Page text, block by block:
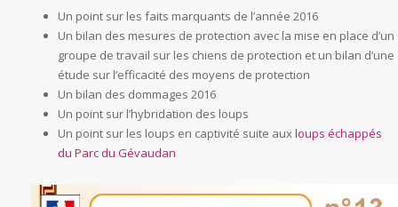
Un point sur les faits marquants de l’année 2016
Un bilan des mesures de protection avec la mise en place d’un
groupe de travail sur les chiens de protection et un bilan d’une
étude sur l’efficacité des moyens de protection
Un bilan des dommages 2016
Un point sur l’hybridation des loups
Un point sur les loups en captivité suite auxloups échappés
du Parc du Gévaudan